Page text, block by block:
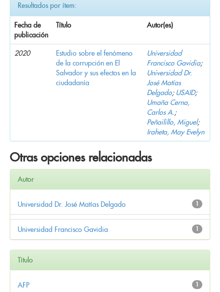
Resultados por ítem:
Fecha de
publicación
Título Autor(es)
2020
Estudio sobre el fenómeno
de la corrupción en El
Salvador y sus efectos en la
ciudadanía
Universidad
Francisco Gavidia;
Universidad Dr.
José Matías
Delgado; USAID;
Umaña Cerna,
Carlos A.;
Peñailillo, Miguel;
Iraheta, May Evelyn
Otras opciones relacionadas
Autor
1
Universidad Dr. José Matías Delgado
1
Universidad Francisco Gavidia
Título
1
AFP